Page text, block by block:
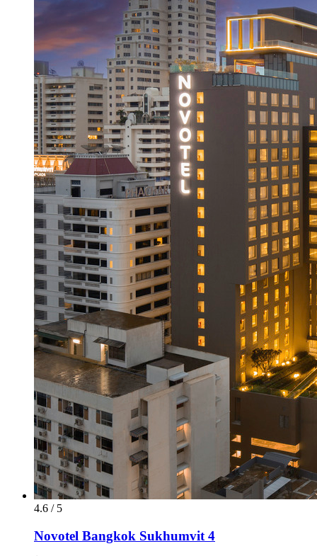
4.6 / 5
Novotel Bangkok Sukhumvit 4